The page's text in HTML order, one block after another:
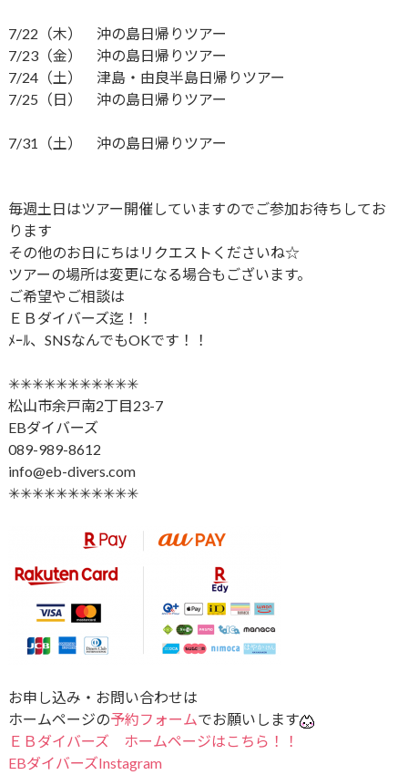
7/22（木） 沖の島日帰りツアー
7/23（金） 沖の島日帰りツアー
7/24（土） 津島・由良半島日帰りツアー
7/25（日） 沖の島日帰りツアー
7/31（土） 沖の島日帰りツアー
毎週土日はツアー開催していますのでご参加お待ちしてお
ります
その他のお日にちはリクエストくださいね☆
ツアーの場所は変更になる場合もございます。
ご希望やご相談は
ＥＢダイバーズ迄！！
ﾒｰﾙ、SNSなんでもOKです！！
✳︎✳︎✳︎✳︎✳︎✳︎✳︎✳︎✳︎✳︎✳︎
松山市余戸南2丁目23-7
EBダイバーズ
089-989-8612
info@eb-divers.com
✳︎✳︎✳︎✳︎✳︎✳︎✳︎✳︎✳︎✳︎✳︎
お申し込み・お問い合わせは
ホームページの予約フォームでお願いします
ＥＢダイバーズ ホームページはこちら！！
EBダイバーズInstagram